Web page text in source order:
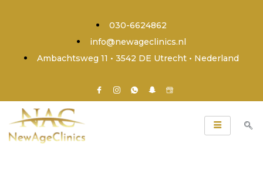
030-6624862
info@newageclinics.nl
Ambachtsweg 11 • 3542 DE Utrecht • Nederland